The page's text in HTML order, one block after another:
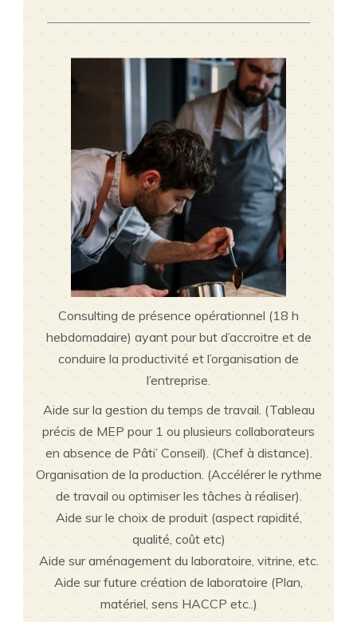
Consulting de présence opérationnel (18 h
hebdomadaire) ayant pour but d’accroitre et de
conduire la productivité et l’organisation de
l’entreprise.
Aide sur la gestion du temps de travail. (Tableau
précis de MEP pour 1 ou plusieurs collaborateurs
en absence de Pâti’ Conseil). (Chef à distance).
Organisation de la production. (Accélérer le rythme
de travail ou optimiser les tâches à réaliser).
Aide sur le choix de produit (aspect rapidité,
qualité, coût etc)
Aide sur aménagement du laboratoire, vitrine, etc.
Aide sur future création de laboratoire (Plan,
matériel, sens HACCP etc..)